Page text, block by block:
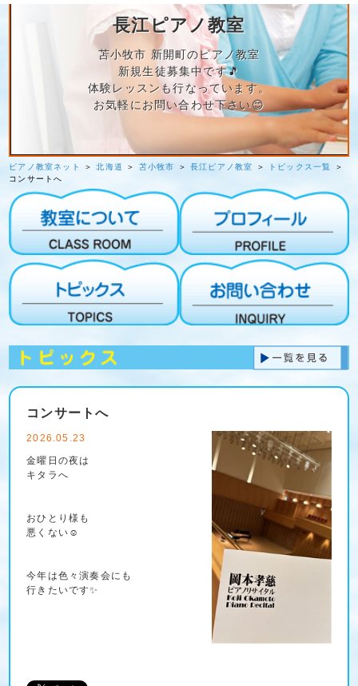
長江ピアノ教室
苫小牧市 新開町のピアノ教室
新規生徒募集中です🎵
体験レッスンも行なっています。
お気軽にお問い合わせ下さい😊
ピアノ教室ネット ＞北海道 ＞ 苫小牧市 ＞長江ピアノ教室 ＞ トピックス一覧
＞
コンサートへ
コンサートへ
2026.05.23
金曜日の夜は
キタラへ
おひとり様も
悪くない☺️
今年は色々演奏会にも
行きたいです✨